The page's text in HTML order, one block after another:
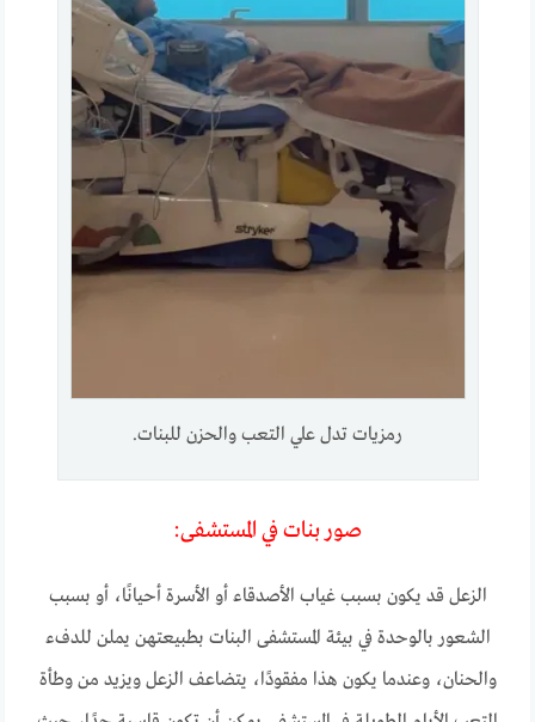
رمزيات تدل علي التعب والحزن للبنات.
صور بنات في المستشفى:
الزعل قد يكون بسبب غياب الأصدقاء أو الأسرة أحيانًا، أو بسبب
الشعور بالوحدة في بيئة المستشفى البنات بطبيعتهن يملن للدفء
والحنان، وعندما يكون هذا مفقودًا، يتضاعف الزعل ويزيد من وطأة